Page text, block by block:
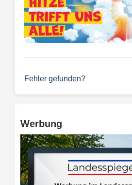
Fehler gefunden?
Werbung